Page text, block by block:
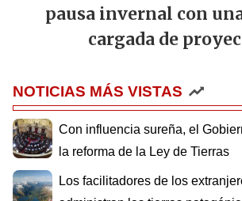
pausa invernal con
cargada de
NOTICIAS MÁS VISTAS
Con influencia sureña, el
la reforma de la Ley de Tierras
Los facilitadores de los